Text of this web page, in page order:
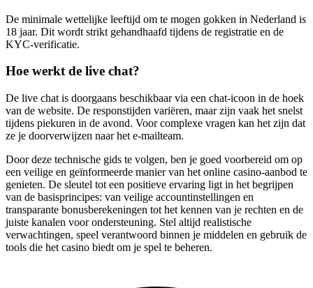
De minimale wettelijke leeftijd om te mogen gokken in Nederland is
18 jaar. Dit wordt strikt gehandhaafd tijdens de registratie en de
KYC-verificatie.
Hoe werkt de live chat?
De live chat is doorgaans beschikbaar via een chat-icoon in de hoek
van de website. De responstijden variëren, maar zijn vaak het snelst
tijdens piekuren in de avond. Voor complexe vragen kan het zijn dat
ze je doorverwijzen naar het e-mailteam.
Door deze technische gids te volgen, ben je goed voorbereid om op
een veilige en geïnformeerde manier van het online casino-aanbod te
genieten. De sleutel tot een positieve ervaring ligt in het begrijpen
van de basisprincipes: van veilige accountinstellingen en
transparante bonusberekeningen tot het kennen van je rechten en de
juiste kanalen voor ondersteuning. Stel altijd realistische
verwachtingen, speel verantwoord binnen je middelen en gebruik de
tools die het casino biedt om je spel te beheren.